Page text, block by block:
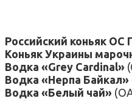
Российский коньяк ОС
Коньяк Украины
Водка «Grey Cardinal»
Водка «Нерпа Байкал»
Водка «Белый чай»